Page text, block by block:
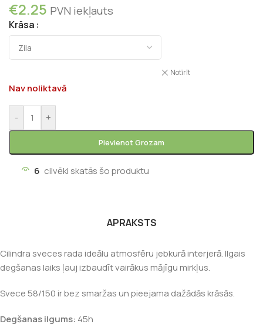
€2.25 PVN iekļauts
Krāsa
Notīrīt
Nav noliktavā
- +
Pievienot Grozam
6 cilvēki skatās šo produktu
APRAKSTS
Cilindra sveces rada ideālu atmosfēru jebkurā interjerā. Ilgais
degšanas laiks ļauj izbaudīt vairākus mājīgu mirkļus.
Svece 58/150 ir bez smaržas un pieejama dažādās krāsās.
Degšanas ilgums: 45h